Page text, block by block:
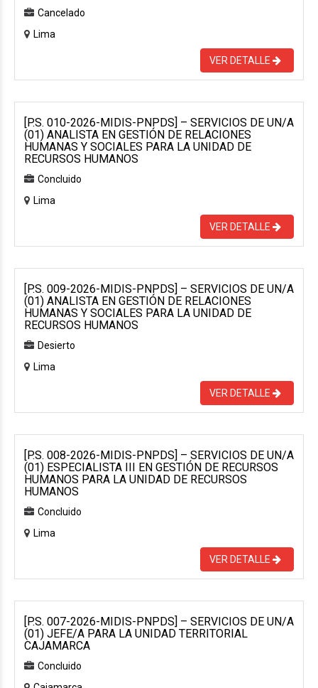
Cancelado
Lima
VER DETALLE
[P.S. 010-2026-MIDIS-PNPDS] – SERVICIOS DE UN/A
(01) ANALISTA EN GESTIÓN DE RELACIONES
HUMANAS Y SOCIALES PARA LA UNIDAD DE
RECURSOS HUMANOS
Concluido
Lima
VER DETALLE
[P.S. 009-2026-MIDIS-PNPDS] – SERVICIOS DE UN/A
(01) ANALISTA EN GESTIÓN DE RELACIONES
HUMANAS Y SOCIALES PARA LA UNIDAD DE
RECURSOS HUMANOS
Desierto
Lima
VER DETALLE
[P.S. 008-2026-MIDIS-PNPDS] – SERVICIOS DE UN/A
(01) ESPECIALISTA III EN GESTIÓN DE RECURSOS
HUMANOS PARA LA UNIDAD DE RECURSOS
HUMANOS
Concluido
Lima
VER DETALLE
[P.S. 007-2026-MIDIS-PNPDS] – SERVICIOS DE UN/A
(01) JEFE/A PARA LA UNIDAD TERRITORIAL
CAJAMARCA
Concluido